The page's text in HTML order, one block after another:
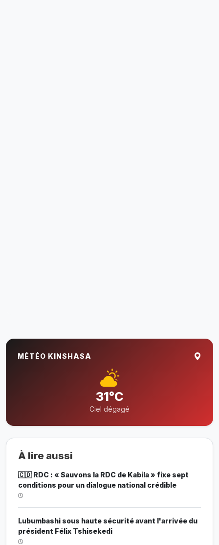
MÉTÉO KINSHASA
31°C
Ciel dégagé
À lire aussi
🇨🇩 RDC : « Sauvons la RDC de Kabila » fixe sept
conditions pour un dialogue national crédible
Lubumbashi sous haute sécurité avant l'arrivée du
président Félix Tshisekedi